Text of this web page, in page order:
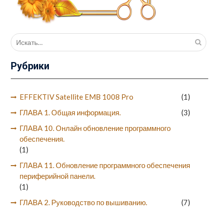
Поиск
для:
Рубрики
EFFEKTIV Satellite EMB 1008 Pro
(1)
ГЛАВА 1. Общая информация.
(3)
ГЛАВА 10. Онлайн обновление программного
обеспечения.
(1)
ГЛАВА 11. Обновление программного обеспечения
периферийной панели.
(1)
ГЛАВА 2. Руководство по вышиванию.
(7)